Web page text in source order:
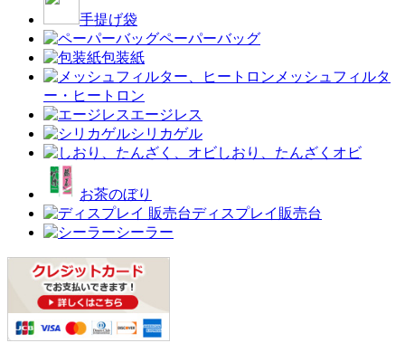
手提げ袋
ペーパーバッグ
包装紙
メッシュフィルタ
ー・ヒートロン
エージレス
シリカゲル
しおり、たんざくオビ
お茶のぼり
ディスプレイ販売台
シーラー